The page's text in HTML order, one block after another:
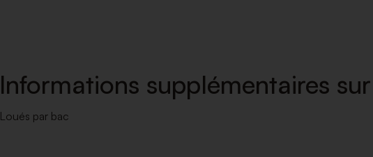
Informations supplémentaires
Loués par bac